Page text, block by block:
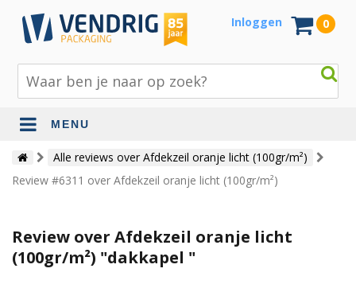
Inloggen 0
MENU
Beschermingsmateriaal
Bouw- en tuinmaterialen
Jute en lopers
Alle reviews over Afdekzeil oranje licht (100gr/m²)
Review #6311 over Afdekzeil oranje licht (100gr/m²)
Review over Afdekzeil oranje licht
(100gr/m²) "dakkapel "